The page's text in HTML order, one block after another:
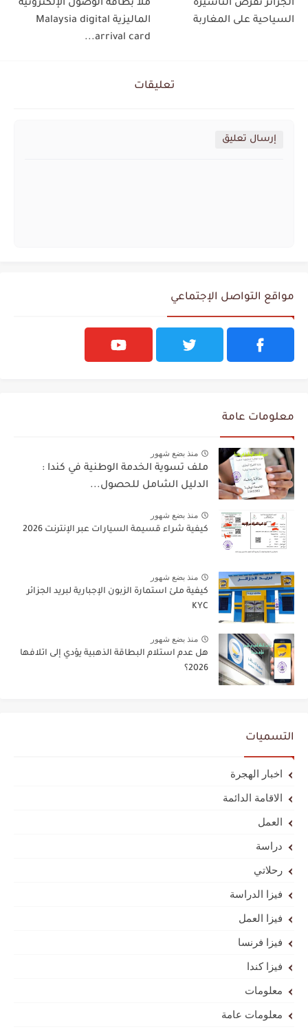
الجزائر تفرض التأشيرة
السياحية على المغاربة
ملأ بطاقة الوصول الإلكترونية
الماليزية Malaysia digital
arrival card...
تعليقات
إرسال تعليق
مواقع التواصل الإجتماعي
معلومات عامة
منذ بضع شهور
ملف تسوية الخدمة الوطنية في كندا :
الدليل الشامل للحصول...
منذ بضع شهور
كيفية شراء قسيمة السيارات عبر الإنترنت 2026
منذ بضع شهور
كيفية ملئ استمارة الزبون الإجبارية لبريد الجزائر
KYC
منذ بضع شهور
هل عدم استلام البطاقة الذهبية يؤدي إلى اتلافها
2026؟
التسميات
اخبار الهجرة
الاقامة الدائمة
العمل
دراسة
رحلاتي
فيزا الدراسة
فيزا العمل
فيزا فرنسا
فيزا كندا
معلومات
معلومات عامة